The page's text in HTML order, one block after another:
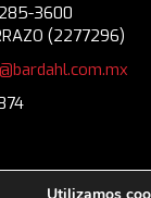
3600
(2277296)